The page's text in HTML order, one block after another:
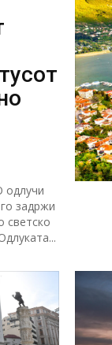
одлучи
задржи
светско